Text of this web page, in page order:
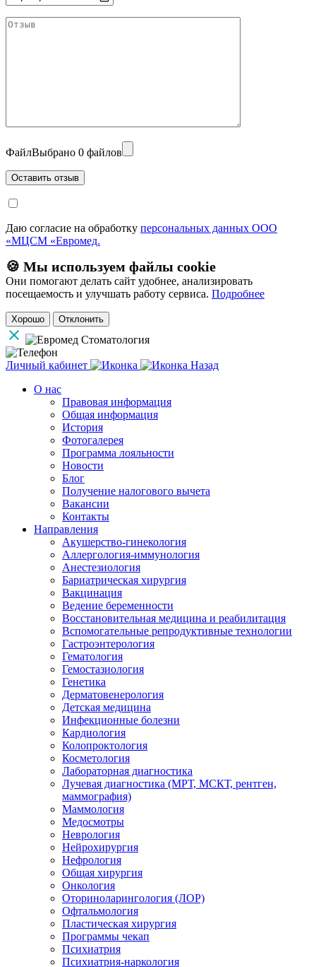
ФайлВыбрано 0 файлов
Даю согласие на обработку персональных данных ООО
«МЦСМ «Евромед.
🍪 Мы используем файлы cookie
Они помогают делать сайт удобнее, анализировать
посещаемость и улучшать работу сервиса. Подробнее
Хорошо Отклонить
Личный кабинет
Назад
О нас
Правовая информация
Общая информация
История
Фотогалерея
Программа лояльности
Новости
Блог
Получение налогового вычета
Вакансии
Контакты
Направления
Акушерство-гинекология
Аллергология-иммунология
Анестезиология
Бариатрическая хирургия
Вакцинация
Ведение беременности
Восстановительная медицина и реабилитация
Вспомогательные репродуктивные технологии
Гастроэнтерология
Гематология
Гемостазиология
Генетика
Дерматовенерология
Детская медицина
Инфекционные болезни
Кардиология
Колопроктология
Косметология
Лабораторная диагностика
Лучевая диагностика (МРТ, МСКТ, рентген,
маммография)
Маммология
Медосмотры
Неврология
Нейрохирургия
Нефрология
Общая хирургия
Онкология
Оториноларингология (ЛОР)
Офтальмология
Пластическая хирургия
Программы чекап
Психиатрия
Психиатрия-наркология